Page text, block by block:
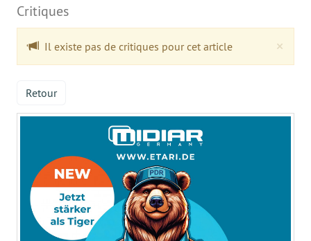
Critiques
×
Il existe pas de critiques pour cet article
Retour